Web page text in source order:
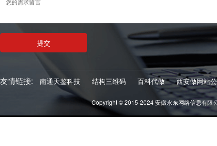
友情链接: 南通天鉴科技 结构三维码 百科代做 西安做网站
Copyright © 2015-2024 安徽永东网络信息有限